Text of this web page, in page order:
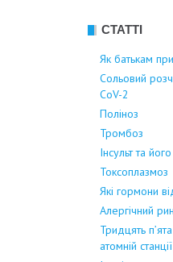
СТАТТІ
Як батькам
Сольовий
CoV-2
Поліноз
Тромбоз
Інсульт та
Токсоплазмоз
Які гормони
Алергічний
Тридцять
атомній станції